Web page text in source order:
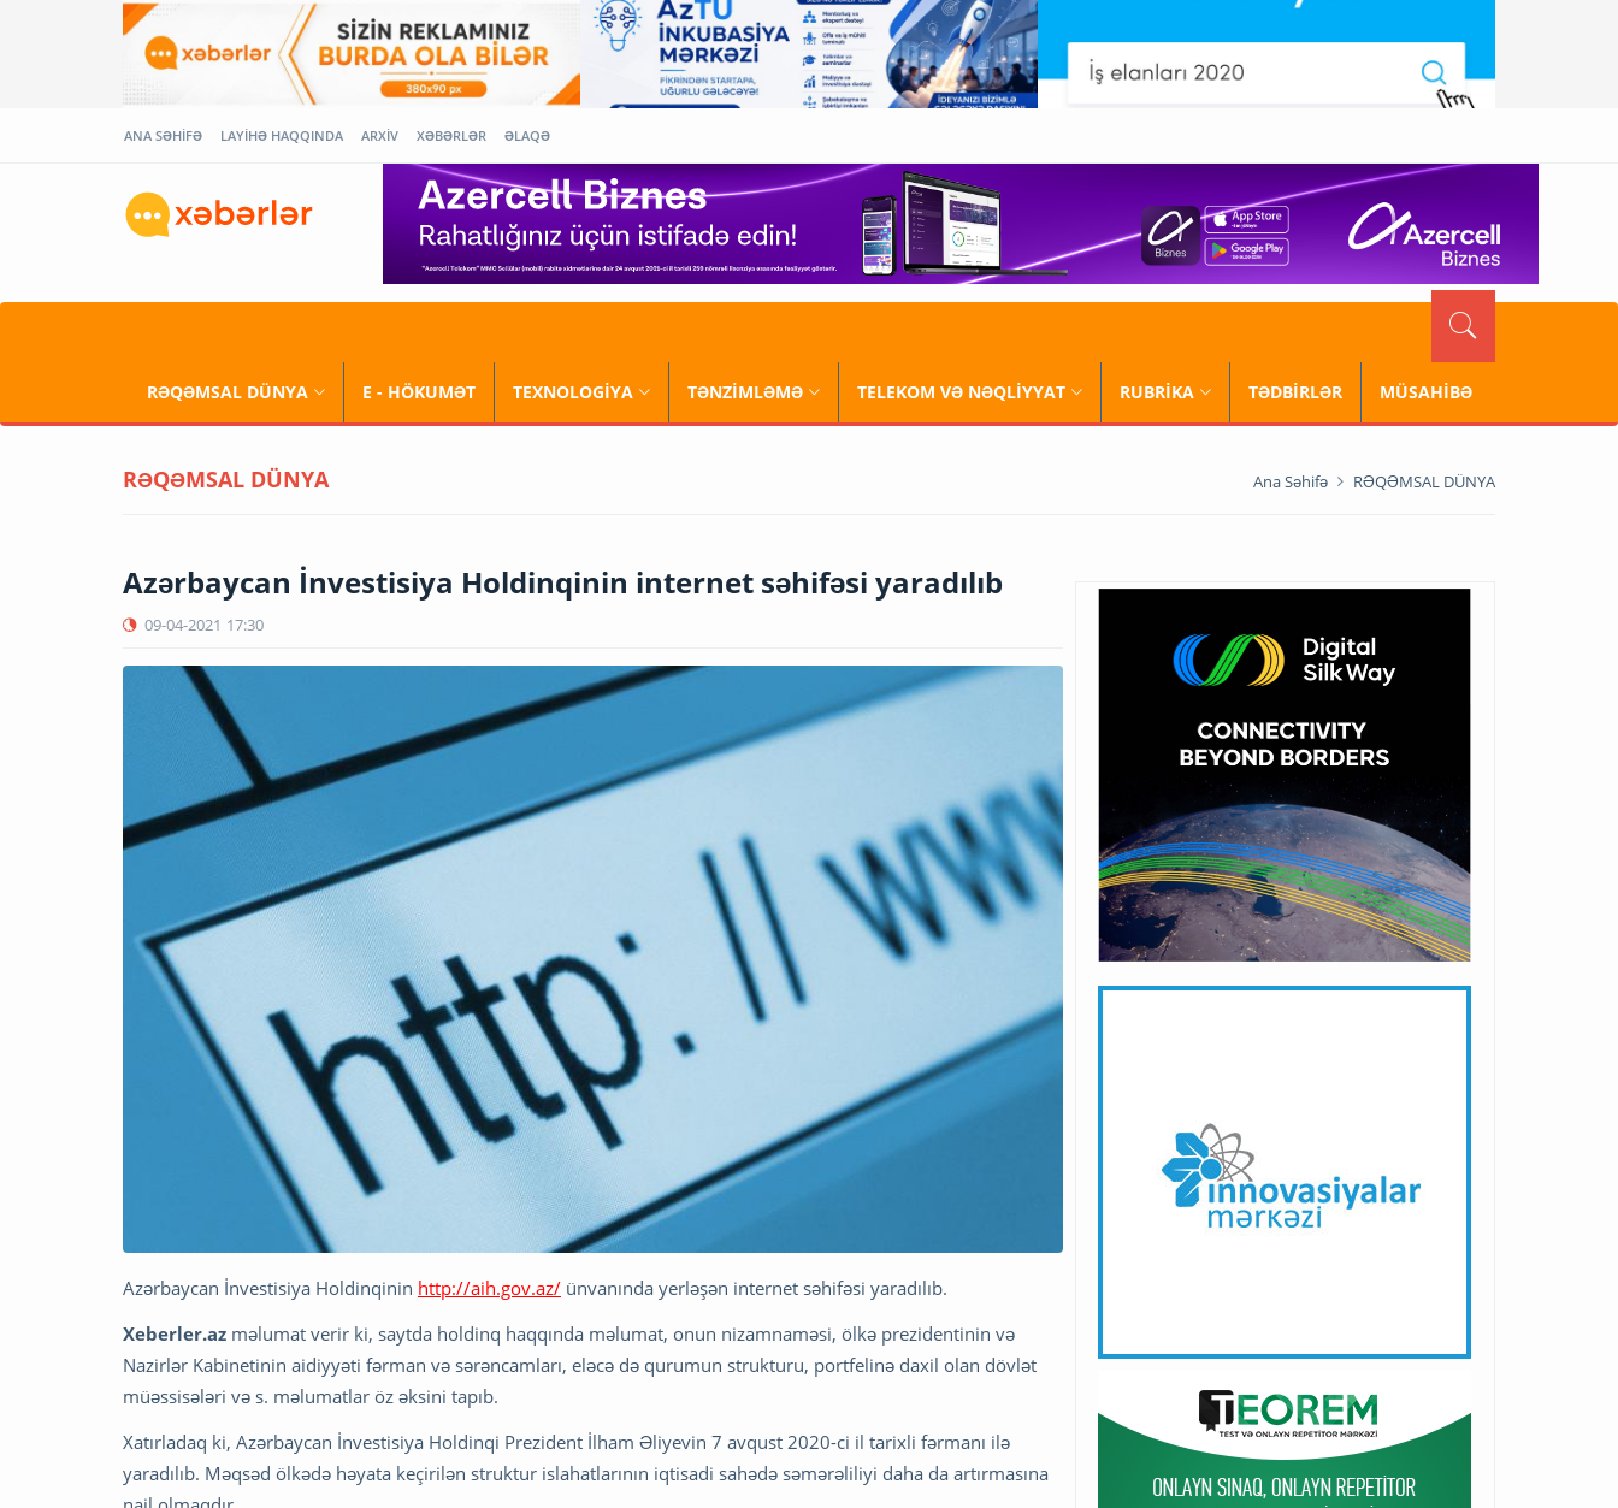
ANA SƏHİFƏ LAYİHƏ HAQQINDA ARXİV XƏBƏRLƏR ƏLAQƏ
RƏQƏMSAL DÜNYA E - HÖKUMƏT TEXNOLOGİYA TƏNZİMLƏMƏ TELEKOM VƏ NƏQLİYYAT RUBRİKA TƏDBİRLƏR MÜSAHİBƏ
RƏQƏMSAL DÜNYA Ana Səhifə RƏQƏMSAL DÜNYA
Azərbaycan İnvestisiya Holdinqinin internet səhifəsi yaradılıb
09-04-2021 17:30
Azərbaycan İnvestisiya Holdinqinin http://aih.gov.az/ ünvanında yerləşən internet səhifəsi yaradılıb.
Xeberler.az məlumat verir ki, saytda holdinq haqqında məlumat, onun nizamnaməsi, ölkə prezidentinin və
Nazirlər Kabinetinin aidiyyəti fərman və sərəncamları, eləcə də qurumun strukturu, portfelinə daxil olan dövlət
müəssisələri və s. məlumatlar öz əksini tapıb.
Xatırladaq ki, Azərbaycan İnvestisiya Holdinqi Prezident İlham Əliyevin 7 avqust 2020-ci il tarixli fərmanı ilə
yaradılıb. Məqsəd ölkədə həyata keçirilən struktur islahatlarının iqtisadi sahədə səmərəliliyi daha da artırmasına